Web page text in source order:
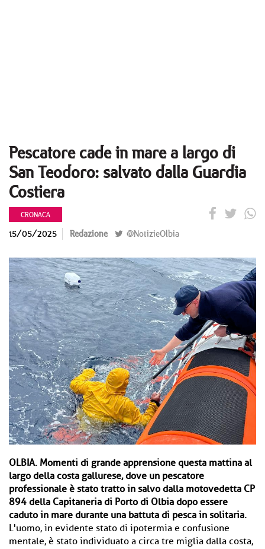
Pescatore cade in mare a largo di
San Teodoro: salvato dalla Guardia
Costiera
CRONACA
15/05/2025 Redazione @NotizieOlbia
OLBIA. Momenti di grande apprensione questa mattina al
largo della costa gallurese, dove un pescatore
professionale è stato tratto in salvo dalla motovedetta CP
894 della Capitaneria di Porto di Olbia dopo essere
caduto in mare durante una battuta di pesca in solitaria.
L'uomo, in evidente stato di ipotermia e confusione
mentale, è stato individuato a circa tre miglia dalla costa,